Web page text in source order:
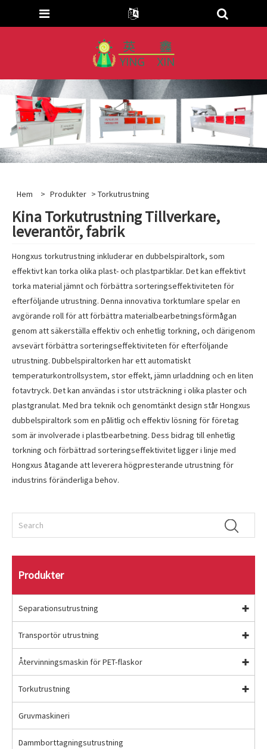
Hem > Produkter > Torkutrustning
Kina Torkutrustning Tillverkare,
leverantör, fabrik
Hongxus torkutrustning inkluderar en dubbelspiraltork, som
effektivt kan torka olika plast- och plastpartiklar. Det kan effektivt
torka material jämnt och förbättra sorteringseffektiviteten för
efterföljande utrustning. Denna innovativa torktumlare spelar en
avgörande roll för att förbättra materialbearbetningsförmågan
genom att säkerställa effektiv och enhetlig torkning, och därigenom
avsevärt förbättra sorteringseffektiviteten för efterföljande
utrustning. Dubbelspiraltorken har ett automatiskt
temperaturkontrollsystem, stor effekt, jämn urladdning och en liten
fotavtryck. Det kan användas i stor utsträckning i olika plaster och
plastgranulat. Med bra teknik och genomtänkt design står Hongxus
dubbelspiraltork som en pålitlig och effektiv lösning för företag
som är involverade i plastbearbetning. Dess bidrag till enhetlig
torkning och förbättrad sorteringseffektivitet ligger i linje med
Hongxus åtagande att leverera högpresterande utrustning för
industrins föränderliga behov.
Produkter
Separationsutrustning
Transportör utrustning
Återvinningsmaskin för PET-flaskor
Torkutrustning
Gruvmaskineri
Dammborttagningsutrustning